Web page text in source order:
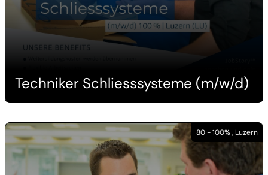
Techniker Schliesssysteme (m/w/d)
80 - 100% , Luzern